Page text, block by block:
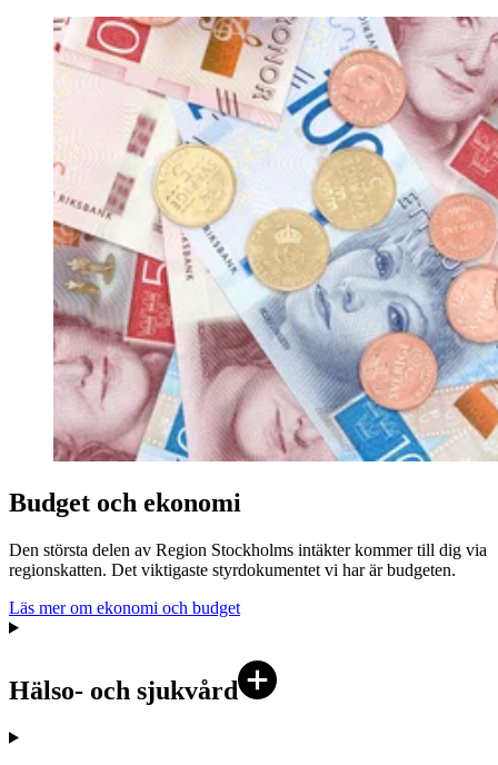
Budget och ekonomi
Den största delen av Region Stockholms intäkter kommer till dig via
regionskatten. Det viktigaste styrdokumentet vi har är budgeten.
Läs mer om ekonomi och budget
Hälso- och sjukvård